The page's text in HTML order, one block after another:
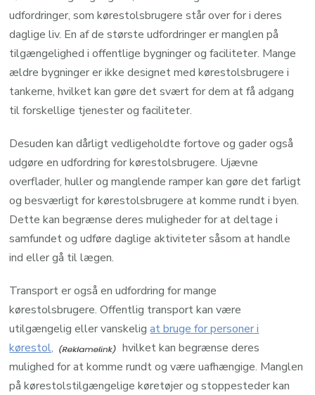
udfordringer, som kørestolsbrugere står over for i deres
daglige liv. En af de største udfordringer er manglen på
tilgængelighed i offentlige bygninger og faciliteter. Mange
ældre bygninger er ikke designet med kørestolsbrugere i
tankerne, hvilket kan gøre det svært for dem at få adgang
til forskellige tjenester og faciliteter.
Desuden kan dårligt vedligeholdte fortove og gader også
udgøre en udfordring for kørestolsbrugere. Ujævne
overflader, huller og manglende ramper kan gøre det farligt
og besværligt for kørestolsbrugere at komme rundt i byen.
Dette kan begrænse deres muligheder for at deltage i
samfundet og udføre daglige aktiviteter såsom at handle
ind eller gå til lægen.
Transport er også en udfordring for mange
kørestolsbrugere. Offentlig transport kan være
utilgængelig eller vanskeligat bruge for personer i
kørestol,
hvilket kan begrænse deres
mulighed for at komme rundt og være uafhængige. Manglen
på kørestolstilgængelige køretøjer og stoppesteder kan